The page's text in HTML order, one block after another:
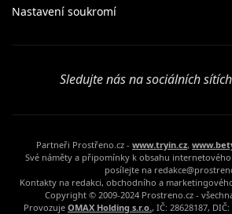
Nastavení soukromí
Sledujte nás na sociálních sítích
Partneři Prostřeno.cz - www.tryin.cz,
Své náměty a připomínky k obsahu
posílejte na
Kontakty na redakci, obchodního a
Copyright © 2009-2024 Prostreno.cz -
Provozuje OMAX Holding s.r.o., IČ: 28628187,